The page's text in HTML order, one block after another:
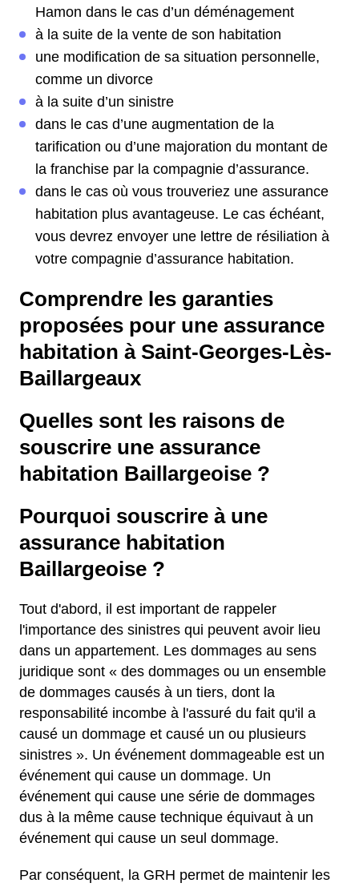
Hamon dans le cas d’un déménagement
à la suite de la vente de son habitation
une modification de sa situation personnelle,
comme un divorce
à la suite d’un sinistre
dans le cas d’une augmentation de la
tarification ou d’une majoration du montant de
la franchise par la compagnie d’assurance.
dans le cas où vous trouveriez une assurance
habitation plus avantageuse. Le cas échéant,
vous devrez envoyer une lettre de résiliation à
votre compagnie d’assurance habitation.
Comprendre les garanties
proposées pour une assurance
habitation à Saint-Georges-Lès-
Baillargeaux
Quelles sont les raisons de
souscrire une assurance
habitation Baillargeoise ?
Pourquoi souscrire à une
assurance habitation
Baillargeoise ?
Tout d'abord, il est important de rappeler
l'importance des sinistres qui peuvent avoir lieu
dans un appartement. Les dommages au sens
juridique sont « des dommages ou un ensemble
de dommages causés à un tiers, dont la
responsabilité incombe à l'assuré du fait qu'il a
causé un dommage et causé un ou plusieurs
sinistres ». Un événement dommageable est un
événement qui cause un dommage. Un
événement qui cause une série de dommages
dus à la même cause technique équivaut à un
événement qui cause un seul dommage.
Par conséquent, la GRH permet de maintenir les